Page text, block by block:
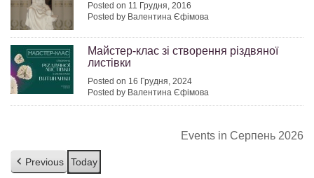
Posted on 11 Грудня, 2016
Posted by Валентина Єфімова
Майстер-клас зі створення різдвяної
листівки
Posted on 16 Грудня, 2024
Posted by Валентина Єфімова
Events in Серпень 2026
Previous Today